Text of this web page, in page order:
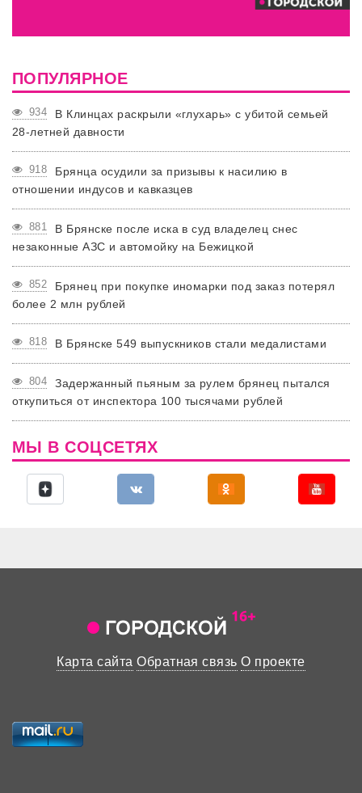
ПОПУЛЯРНОЕ
934
В Клинцах раскрыли «глухарь» с убитой семьей
28-летней давности
918
Брянца осудили за призывы к насилию в
отношении индусов и кавказцев
881
В Брянске после иска в суд владелец снес
незаконные АЗС и автомойку на Бежицкой
852
Брянец при покупке иномарки под заказ потерял
более 2 млн рублей
818 В Брянске 549 выпускников стали медалистами
804
Задержанный пьяным за рулем брянец пытался
откупиться от инспектора 100 тысячами рублей
МЫ В СОЦСЕТЯХ
Карта сайта Обратная связь О проекте